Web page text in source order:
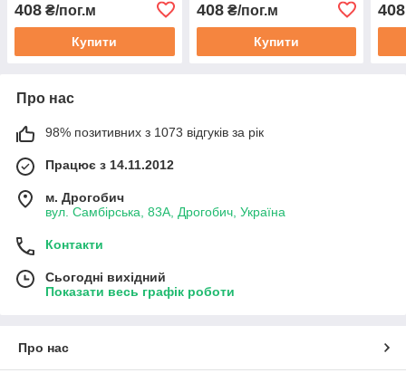
408 ₴/пог.м
Купити
408₴/пог.м
Купити
408
Про нас
98% позитивних з 1073 відгуків за рік
Працює з 14.11.2012
м. Дрогобич
вул. Самбірська, 83А, Дрогобич, Україна
Контакти
Сьогодні вихідний
Показати весь графік роботи
Про нас